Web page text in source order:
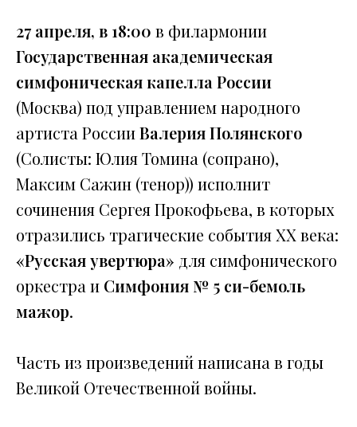
27 апреля, в 18:00 в филармонии
Государственная академическая
симфоническая капелла России
(Москва) под управлением народного
артиста РоссииВалерия Полянского
(Солисты: Юлия Томина (сопрано),
Максим Сажин (тенор)) исполнит
сочинения Сергея Прокофьева, в которых
отразились трагические события XX века:
«Русская увертюра» для симфонического
оркестра и Симфония № 5 си-бемоль
мажор.
Часть из произведений написана в годы
Великой Отечественной войны.